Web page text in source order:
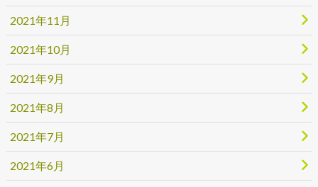
2021年11月
2021年10月
2021年9月
2021年8月
2021年7月
2021年6月